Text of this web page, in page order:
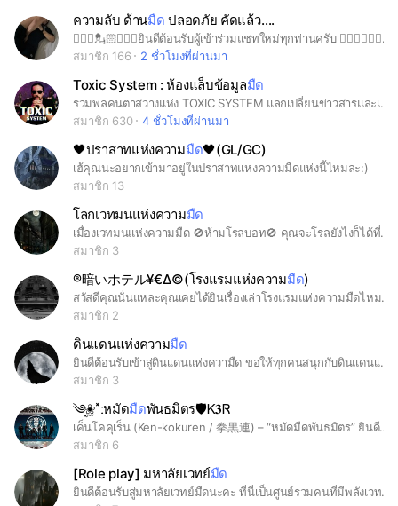
ความลับ ด้านมืด ปลอดภัย คัดแล้ว….
👮🏻‍♂️💂🏻👮🏻‍♂️ยินดีต้อนรับผู้เข้าร่วมแชทใหม่ทุกท่านครับ 👮🏻‍♂️💂🏻‍♀️👮🏻‍♂️💂🏻👮🏻‍♂️ 📌กฎกติกาในการสนทนา📌 ● พูดคุยแต่เรื่องที่เกี่ยวข้องกับด้านมืด ของท่านเอง ไม่จำเป็นต้องแสดงตัวตน หรืออยากแสดงก็ได้ ● ห้ามโพสภาพ คลิปโป๊เปลือย และความรุนแรง (ถ้าหุ่นเสว ก็โชว์ ได้ ) ● ห้ามขายของ หรือฝากร้าน ● ห้ามแชร์กลุ่มหรือห้องอื่น ● ให้ข้อมูลส่วนตัวได้ ระวังมิจฉาชีพกันเอง! ● ห้ามพาดพิงบุคคลที่3 ที่ระบุตัวตนได้ในทางเสื่อมเสีย ● ห้ามทะเลาะวิวาท ● บูลลี่ จิกกัดได้ เพื่ออถรรร้สสสส~ ● ห้ามเชิญชวนให้เกิดพฤติกรรมที่ไม่เหมาะสม ● ห้ามพูดคุยหรือแชร์เรื่องผิดกฎหมาย ยาเสพติด ทุกชนิด ● แอดมินไม่สนับสนุนการกระทำที่ผิดศีลธรรมและกฎหมาย รวมถึงไม่รับผิดชอบต่อความเสียหายที่เกิดจากการกระทำของตัวท่านเองและคู่กรณีในทุกกรณี ขอบคุณที่เข้าร่วมสนทนาแลกเปลี่ยนประสบการณ์ และผู้สนับสนุนทุกท่านครับ 🫡
สมาชิก 166
2 ชั่วโมงที่ผ่านมา
Toxic System : ห้องแล็บข้อมูลมืด
รวมพลคนตาสว่างแห่ง TOXIC SYSTEM แลกเปลี่ยนข่าวสารและเรื่องจริงที่สื่อไม่กล้าเล่า ที่นี่คือห้องแล็บข้อมูล ไม่ใช่ตลาดนัด
สมาชิก 630
4 ชั่วโมงที่ผ่านมา
🖤ปราสาทแห่งความมืด🖤(GL/GC)
เฮ้คุณน่ะอยากเข้ามาอยู่ในปราสาทแห่งความมืดแห่งนี้ไหมล่ะ:)
สมาชิก 13
โลกเวทมนแห่งความมืด
เมื่องเวทมนแห่งความมืด 🚫ห้ามโรลบอท🚫 คุณจะโรลยังไงก็ได้ที่เกี่ยวกับความืดมนหน้ากลัว ความ เงียบ ความบ้า ที่นี่ ไม่ใช่ สวรรค์ แต่เป็นเมื่องที่ ปีศาจ จอมมาร ภูตผี และ ฆาตกร คุณจะฆ่าใครก็ได้แล้วแต่คุณ คุณจะบ้าพลังแค่ไหนก็ได้ เพราะที่นี้จะมีคน แอบคุม คุณอยู่...
สมาชิก 3
®暗いホテル¥€∆©(โรงแรมแห่งความมืด)
สวัสดีคุณนั่นแหละคุณเคยได้ยินเรื่องเล่าโรงแรมแห่งความมืดไหมมันมักจะเป็นที่รวมของพวกผีหรือปีศาจหรือมนุษย์ส่วนมากผู้คนจะไม่เชื่อแต่ถ้าพวกคุณอยากมาพักที่นี่จริงๆก็มาเลยแต่โรงแรมเขาไม่รับประกันความปลอดภัยหรือถ้าคุณโดนอะไรเข้าโรงแรมจะไม่รับผิดชอบ | กดอยู่ตรงโน้นนะครับ |
สมาชิก 2
ดินแดนแห่งความมืด
ยินดีต้อนรับเข้าสู่ดินเเดนแห่งความืด ขอให้ทุกคนสนุกกับดินแดนเเห่งนี้ มนุษย์หมาป่า แวมไพร์ และมนุษย์ที่อยู่ร่วมกัน พวกท่านจะได้เจอกับเนื้อคู่ของตัวเองไหมนั้น...ขึ้นอยู่กับพวกท่านแล้ว
สมาชิก 3
༄⸼۪❀˟̫ːหมัดมืดพันธมิตร🛡️Ꮶ𝟑Ꮢ
เค็นโคคุเร็น (Ken-kokuren / 拳黒連) – “หมัดมืดพันธมิตร” ยินดีต้อนรับทุกท่านค่ะ ภายในกลุ่มของทางเราเน้นการโรลเป็นหลักไม่ได้โรลตามเนื้อเรื่อง100% และเป็นการโรลระหว่างสามแก๊งที่ทางเราได้กำหนดไว้เพียงเท่านั้น
สมาชิก 6
[Role play] มหาลัยเวทย์มืด
ยินดีต้อนรับสู่มหาลัยเวทย์มืดนะคะ ที่นี่เป็นศูนย์รวมคนที่มีพลังเวทย์มืดไว้ ขอให้โชดดีนะค่ะ.......